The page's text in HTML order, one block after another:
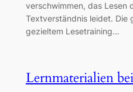
verschwimmen, das Lesen
Textverständnis leidet. Die
gezieltem Lesetraining…
Lernmaterialien